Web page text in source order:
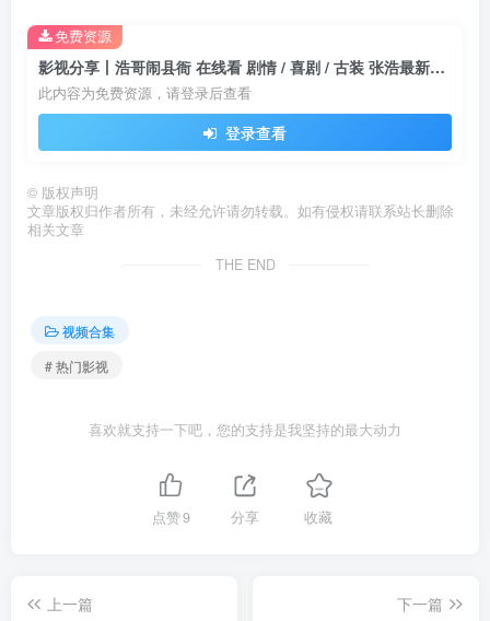
影视分享丨浩哥闹县衙 在线看 剧情 / 喜剧 / 古装 张浩最新喜剧片爆笑来袭
此内容为免费资源，请登录后查看
登录查看
免费资源
© 版权声明
文章版权归作者所有，未经允许请勿转载。如有侵权请联系站长删除
相关文章
THE END
视频合集
# 热门影视
喜欢就支持一下吧，您的支持是我坚持的最大动力
点赞9 分享 收藏
上一篇
下一篇